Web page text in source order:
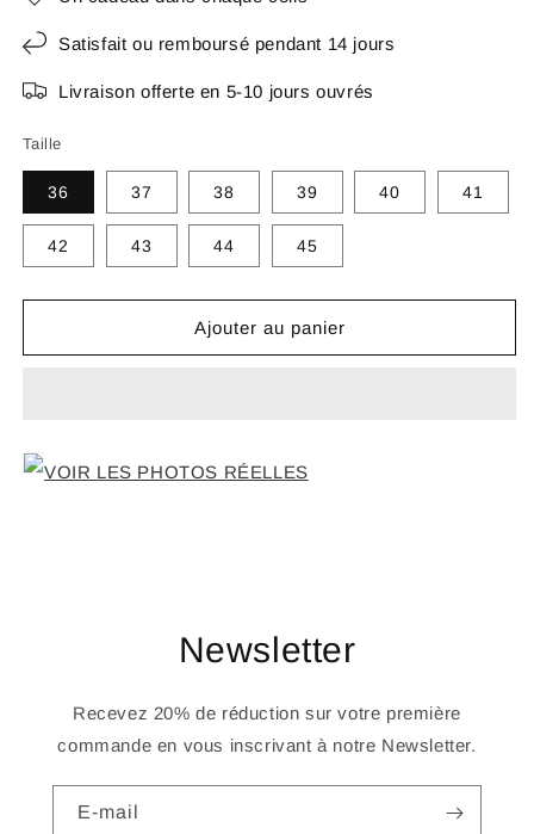
Satisfait ou remboursé pendant 14 jours
Livraison offerte en 5-10 jours ouvrés
Taille
36 37 38 39 40 41
42 43 44 45
Ajouter au panier
VOIR LES PHOTOS RÉELLES
Newsletter
Recevez 20% de réduction sur votre première
commande en vous inscrivant à notre Newsletter.
E-mail